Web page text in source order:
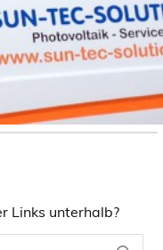
Links unterhalb?